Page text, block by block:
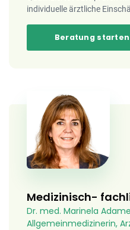
individuelle ärztliche
Beratung starten
Medizinisch-
Dr. med. Marinela
Allgemeinmedizinerin,